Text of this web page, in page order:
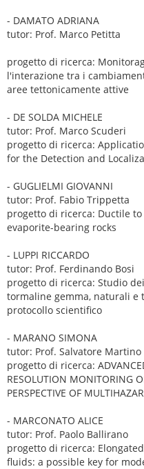
- DAMATO ADRIANA
tutor: Prof. Marco Petitta
progetto di ricerca:
l'interazione tra i
aree tettonicamente attive
- DE SOLDA MICHELE
tutor: Prof. Marco Scuderi
progetto di ricerca:
for the Detection and
- GUGLIELMI GIOVANNI
tutor: Prof. Fabio Trippetta
progetto di ricerca: Ductile
evaporite-bearing rocks
- LUPPI RICCARDO
tutor: Prof. Ferdinando Bosi
progetto di ricerca: Studio
tormaline gemma, naturali e
protocollo scientifico
- MARANO SIMONA
tutor: Prof. Salvatore Martino
progetto di ricerca:
RESOLUTION MONITORING
PERSPECTIVE OF
- MARCONATO ALICE
tutor: Prof. Paolo Ballirano
progetto di ricerca:
fluids: a possible key for